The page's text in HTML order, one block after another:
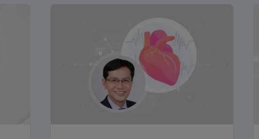
実践～ のために～